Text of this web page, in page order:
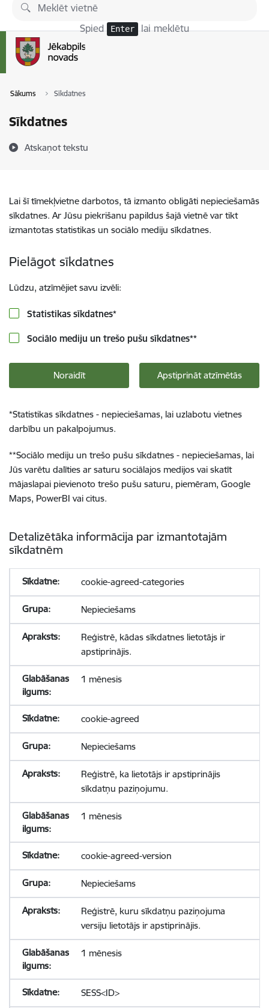
Pāriet uz lapas saturu
Spied Enter lai meklētu
Sākums Sīkdatnes
Sīkdatnes
Atskaņot tekstu
Lai šī tīmekļvietne darbotos, tā izmanto obligāti nepieciešamās
sīkdatnes. Ar Jūsu piekrišanu papildus šajā vietnē var tikt
izmantotas statistikas un sociālo mediju sīkdatnes.
Pielāgot sīkdatnes
Lūdzu, atzīmējiet savu izvēli:
Statistikas sīkdatnes*
Sociālo mediju un trešo pušu sīkdatnes**
Noraidīt Apstiprināt atzīmētās
*Statistikas sīkdatnes - nepieciešamas, lai uzlabotu vietnes
darbību un pakalpojumus.
**Sociālo mediju un trešo pušu sīkdatnes - nepieciešamas, lai
Jūs varētu dalīties ar saturu sociālajos medijos vai skatīt
mājaslapai pievienoto trešo pušu saturu, piemēram, Google
Maps, PowerBI vai citus.
Detalizētāka informācija par izmantotajām
sīkdatnēm
cookie-agreed-categories
Nepieciešams
Reģistrē, kādas sīkdatnes lietotājs ir
apstiprinājis.
1 mēnesis
cookie-agreed
Nepieciešams
Reģistrē, ka lietotājs ir apstiprinājis
sīkdatņu paziņojumu.
1 mēnesis
cookie-agreed-version
Nepieciešams
Reģistrē, kuru sīkdatņu paziņojuma
versiju lietotājs ir apstiprinājis.
1 mēnesis
SESS<ID>